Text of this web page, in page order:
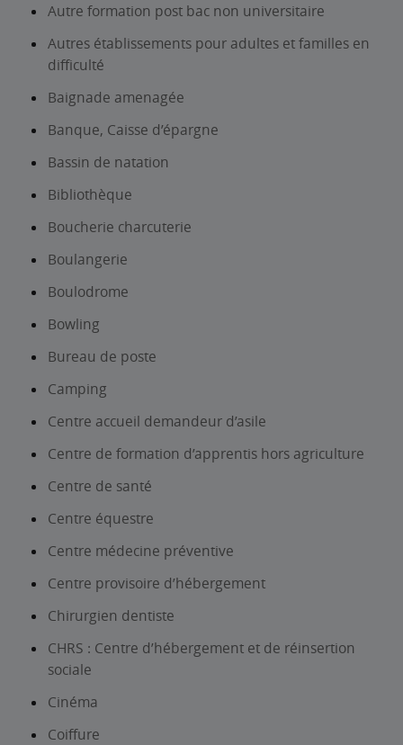
Autre formation post bac non universitaire
Autres établissements pour adultes et familles en
difficulté
Baignade amenagée
Banque, Caisse d’épargne
Bassin de natation
Bibliothèque
Boucherie charcuterie
Boulangerie
Boulodrome
Bowling
Bureau de poste
Camping
Centre accueil demandeur d’asile
Centre de formation d’apprentis hors agriculture
Centre de santé
Centre équestre
Centre médecine préventive
Centre provisoire d’hébergement
Chirurgien dentiste
CHRS : Centre d’hébergement et de réinsertion
sociale
Cinéma
Coiffure